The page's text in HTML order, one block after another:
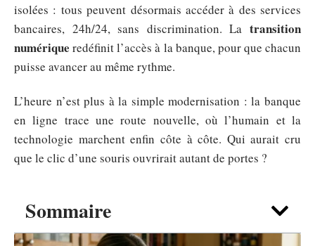
Sommaire
isolées : tous peuvent désormais accéder à des services
bancaires, 24h/24, sans discrimination. La transition
numérique redéfinit l’accès à la banque, pour que chacun
puisse avancer au même rythme.
L’heure n’est plus à la simple modernisation : la banque
en ligne trace une route nouvelle, où l’humain et la
technologie marchent enfin côte à côte. Qui aurait cru
que le clic d’une souris ouvrirait autant de portes ?